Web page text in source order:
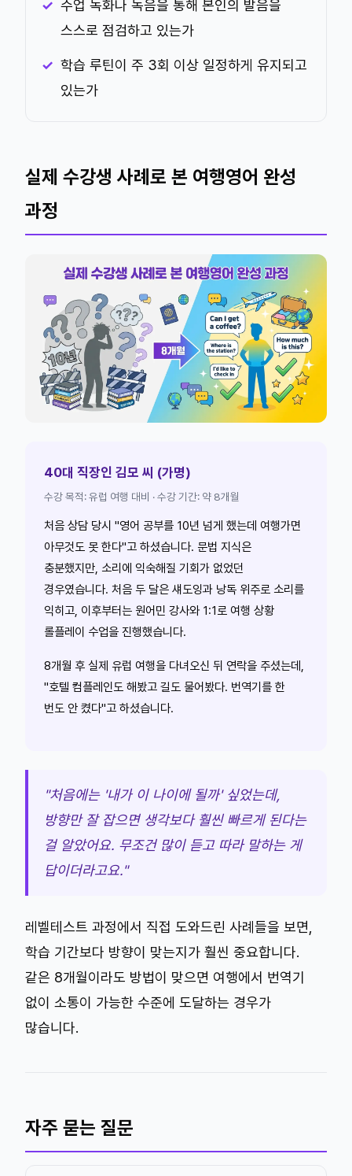
수업 녹화나 녹음을 통해 본인의 발음을
스스로 점검하고 있는가
학습 루틴이 주 3회 이상 일정하게 유지되고
있는가
실제 수강생 사례로 본 여행영어 완성
과정
40대 직장인 김모 씨 (가명)
수강 목적: 유럽 여행 대비 · 수강 기간: 약 8개월
처음 상담 당시 "영어 공부를 10년 넘게 했는데 여행가면
아무것도 못 한다"고 하셨습니다. 문법 지식은
충분했지만, 소리에 익숙해질 기회가 없었던
경우였습니다. 처음 두 달은 섀도잉과 낭독 위주로 소리를
익히고, 이후부터는 원어민 강사와 1:1로 여행 상황
롤플레이 수업을 진행했습니다.
8개월 후 실제 유럽 여행을 다녀오신 뒤 연락을 주셨는데,
"호텔 컴플레인도 해봤고 길도 물어봤다. 번역기를 한
번도 안 켰다"고 하셨습니다.
"처음에는 '내가 이 나이에 될까' 싶었는데,
방향만 잘 잡으면 생각보다 훨씬 빠르게 된다는
걸 알았어요. 무조건 많이 듣고 따라 말하는 게
답이더라고요."
레벨테스트 과정에서 직접 도와드린 사례들을 보면,
학습 기간보다 방향이 맞는지가 훨씬 중요합니다.
같은 8개월이라도 방법이 맞으면 여행에서 번역기
없이 소통이 가능한 수준에 도달하는 경우가
많습니다.
자주 묻는 질문